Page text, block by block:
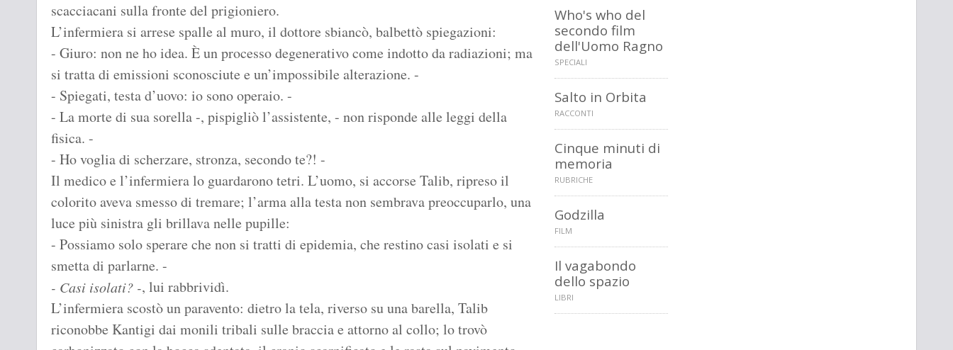
scacciacani sulla fronte del prigioniero.
L’infermiera si arrese spalle al muro, il dottore sbiancò, balbettò spiegazioni:
- Giuro: non ne ho idea. È un processo degenerativo come indotto da radiazioni; ma
si tratta di emissioni sconosciute e un’impossibile alterazione. -
- Spiegati, testa d’uovo: io sono operaio. -
- La morte di sua sorella -, pispigliò l’assistente, - non risponde alle leggi della
fisica. -
- Ho voglia di scherzare, stronza, secondo te?! -
Il medico e l’infermiera lo guardarono tetri. L’uomo, si accorse Talib, ripreso il
colorito aveva smesso di tremare; l’arma alla testa non sembrava preoccuparlo, una
luce più sinistra gli brillava nelle pupille:
- Possiamo solo sperare che non si tratti di epidemia, che restino casi isolati e si
smetta di parlarne. -
- Casi isolati? -, lui rabbrividì.
L’infermiera scostò un paravento: dietro la tela, riverso su una barella, Talib
riconobbe Kantigi dai monili tribali sulle braccia e attorno al collo; lo trovò
Who's who del
secondo film
dell'Uomo Ragno
SPECIALI
Salto in Orbita
RACCONTI
Cinque minuti di
memoria
RUBRICHE
Godzilla
FILM
Il vagabondo
dello spazio
LIBRI